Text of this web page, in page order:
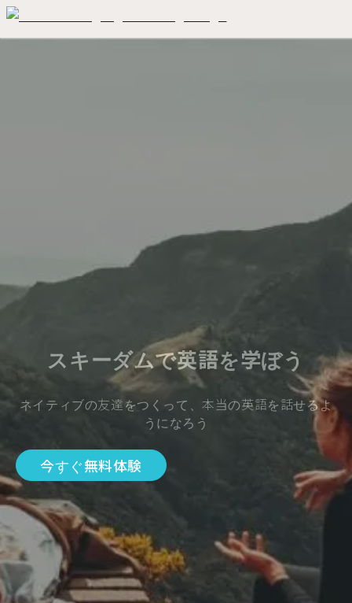
スキーダムで英語を学ぼう
ネイティブの友達をつくって、本当の英語を話せるよ
うになろう
今すぐ無料体験